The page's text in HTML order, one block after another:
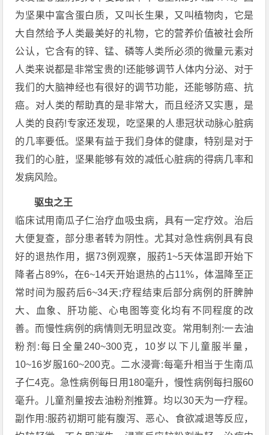
为坚果中富含蛋白质，又叫长生果，又叫植物肉，它是
大自然给予人类最美好的礼物，它的营养价值被社会所
公认，它含有的锌、锰、磷等人类所必须的微量元素对
人类来说都是非常宝贵的!还能够调节人体内分泌、对于
我们的大脑神经也有很好的调节功能，还能够防癌、抗
癌。对人类的帮助真的是非常大，而且经济又实惠，是
人类的良药!专家还发现，吃坚果的人患冠状动脉心脏病
的几率要低。坚果有益于我们身体的健康，特别是对于
我们的心脏，坚果能够有效的减低心脏病的得病几率和
发病风险。
驱虫之王
临床试用南瓜子仁治疗血吸虫病，具有一定疗效。治后
大便复查，部分患者转为阴性。尤其对急性病例具有良
好的退热作用，据73例观察，服药1~5天体温即开始下
降者占89%，在6~14天开始退热的占11%，体温降至正
常时间为服药后6~34天;疗程结束后部分病例的肝脾肿
大、血象、肝功能、心电图等变化均有不同程度的改
善。而慢性病例的病情则无明显改变。常用制剂:一去油
粉剂:每日全量240~300克，10岁以下儿童服半量，
10~16岁服160~200克。二水浸膏:每毫升相当于生南瓜
子仁4克。急性病例每日用180毫升，慢性病例每扫服60
毫升。儿童剂量按去油粉剂推算。均以30天为一疗程。
副作用:服药初期可能有腹泻、恶心、食欲减退等反应，